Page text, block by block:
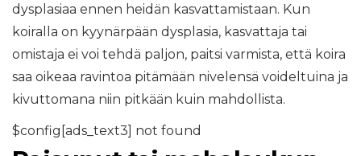
dysplasiaa ennen heidän kasvattamistaan. Kun
koiralla on kyynärpään dysplasia, kasvattaja tai
omistaja ei voi tehdä paljon, paitsi varmista, että koira
saa oikeaa ravintoa pitämään nivelensä voideltuina ja
kivuttomana niin pitkään kuin mahdollista.
$config[ads_text3] not found